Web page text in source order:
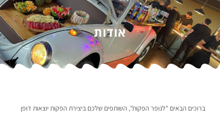
אודות
ברוכים הבאים "לנופר הפקות", השותפים שלכם ביצירת הפקות יוצאות דופן